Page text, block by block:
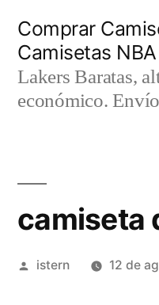
contenido
Comprar
Camisetas NBA
Lakers Baratas,
económico.
camiseta
Publicado
istern 12 de